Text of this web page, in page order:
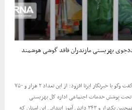
بهزیستی مازندران فاقد گوشی هوشمند
وحید حسین‌زاده روز دوشنبه در گفت وگو با خبرنگار ایرنا افزود: از این تعداد ۲ هزار و ۷۵۰
دانش آموز معلول و ۲ هزار و ۶۶۳ تحت پوشش خدمات اجتماعی اداره کل بهزیستی